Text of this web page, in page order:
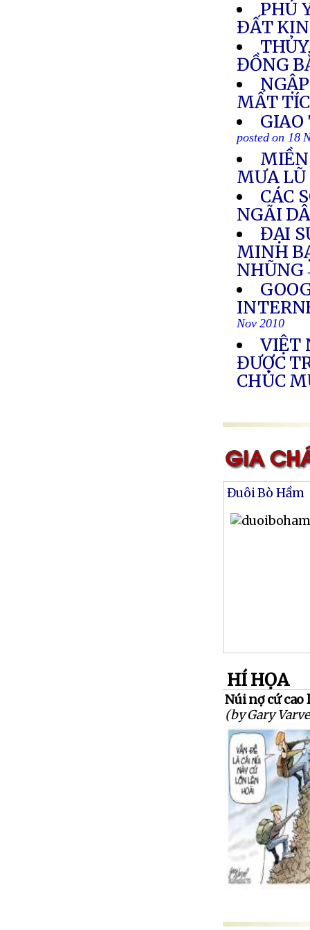
PHÚ
ÐẤT
ĐỒNG
MẤT
GIAO
posted on 18
MƯA LŨ
CÁC
NGÃI
ĐẠI
MINH
NHŨNG
Nov 2010
VIỆT
ĐƯỢC
CHÚC
Đuôi Bò Hầm
HÍ HỌA
Núi nợ cứ cao
(by Gary